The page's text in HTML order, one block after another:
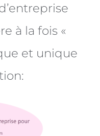
à la fois «
et unique